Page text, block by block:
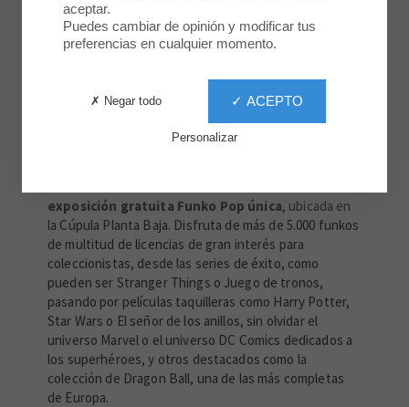
exposición gratuita Funko Pop única, ubicada en
la Cúpula Planta Baja. Disfruta de más de 5.000 funkos
de multitud de licencias de gran interés para
coleccionistas, desde las series de éxito, como
pueden ser Stranger Things o Juego de tronos,
pasando por películas taquilleras como Harry Potter,
Star Wars o El señor de los anillos, sin olvidar el
universo Marvel o el universo DC Comics dedicados a
los superhéroes, y otros destacados como la
colección de Dragon Ball, una de las más completas
de Europa.
aceptar.
Puedes cambiar de opinión y modificar tus
preferencias en cualquier momento.
✓ ACEPTO
✗ Negar todo
Personalizar